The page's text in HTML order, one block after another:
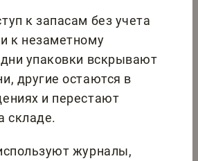
к запасам без учета
к незаметному
упаковки вскрывают
другие остаются в
и перестают
складе.
журналы,